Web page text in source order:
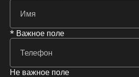
* Важное поле
Не важное поле